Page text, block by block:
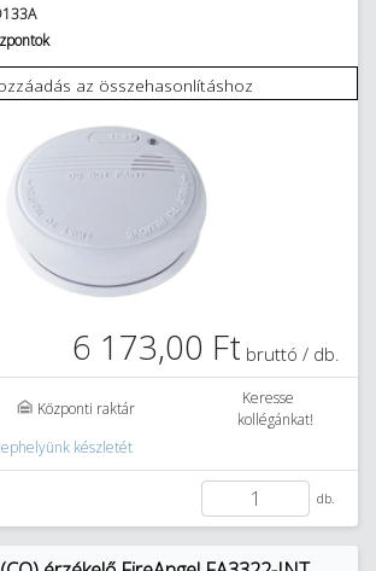
az összehasonlításhoz
6 173,00 Ft bruttó / db.
Központi raktár
Keresse
kollégánkat!
készletét
db.